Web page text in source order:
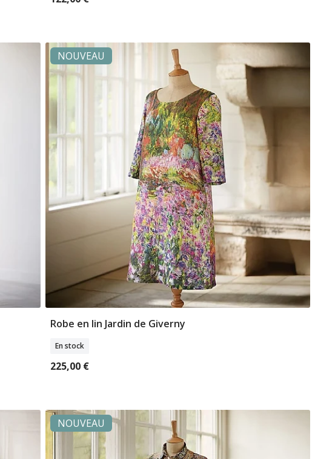
NOUVEAU
Sélectionner Tailles
Robe en lin Jardin de Giverny
En stock
225,00 €
NOUVEAU